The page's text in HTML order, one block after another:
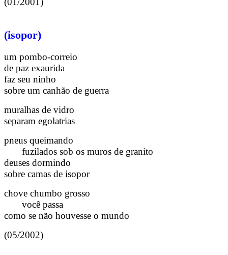
(isopor)
um pombo-correio
de paz exaurida
faz seu ninho
sobre um canhão de guerra
muralhas de vidro
separam egolatrias
pneus queimando
fuzilados sob os muros de granito
deuses dormindo
sobre camas de isopor
chove chumbo grosso
você passa
como se não houvesse o mundo
(05/2002)